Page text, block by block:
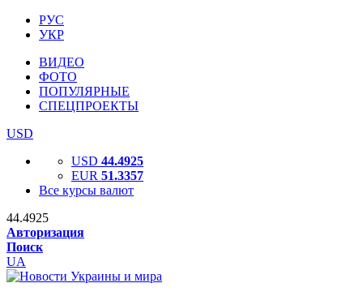
РУС
УКР
ВИДЕО
ФОТО
ПОПУЛЯРНЫЕ
СПЕЦПРОЕКТЫ
USD
USD 44.4925
EUR 51.3357
Все курсы валют
44.4925
Авторизация
Поиск
UA